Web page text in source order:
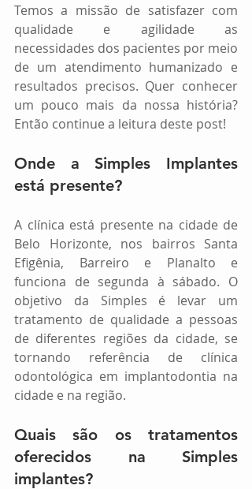
Temos a missão de satisfazer com
qualidade e agilidade as
necessidades dos pacientes por meio
de um atendimento humanizado e
resultados precisos. Quer conhecer
um pouco mais da nossa história?
Então continue a leitura deste post!
Onde a Simples Implantes
está presente?
A clínica está presente na cidade de
Belo Horizonte, nos bairros Santa
Efigênia, Barreiro e Planalto e
funciona de segunda à sábado. O
objetivo da Simples é levar um
tratamento de qualidade a pessoas
de diferentes regiões da cidade, se
tornando referência de clínica
odontológica em implantodontia na
cidade e na região.
Quais são os tratamentos
oferecidos na Simples
implantes?